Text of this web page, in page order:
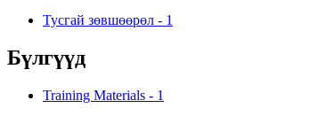
Тусгай зөвшөөрөл - 1
Бүлгүүд
Training Materials - 1